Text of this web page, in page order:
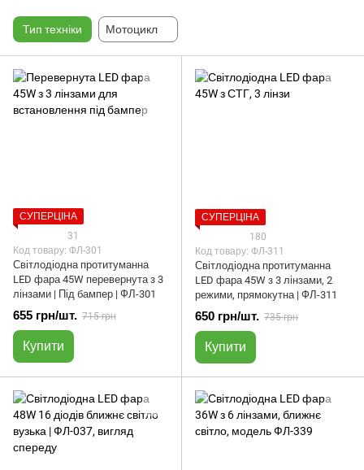
Тип техніки Мотоцикл
СУПЕРЦІНА
31
Код товару: ФЛ-301
Світлодіодна протитуманна
LED фара 45W перевернута з 3
лінзами | Під бампер | ФЛ-301
655 грн/шт. 715 грн
Купити
СУПЕРЦІНА
180
Код товару: ФЛ-311
Світлодіодна протитуманна
LED фара 45W з 3 лінзами, 2
режими, прямокутна | ФЛ-311
650 грн/шт. 735 грн
Купити